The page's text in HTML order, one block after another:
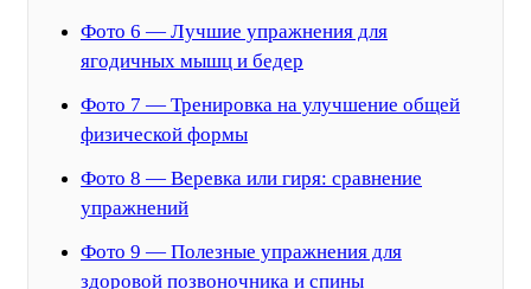
Фото 6 — Лучшие упражнения для
ягодичных мышц и бедер
Фото 7 — Тренировка на улучшение общей
физической формы
Фото 8 — Веревка или гиря: сравнение
упражнений
Фото 9 — Полезные упражнения для
здоровой позвоночника и спины